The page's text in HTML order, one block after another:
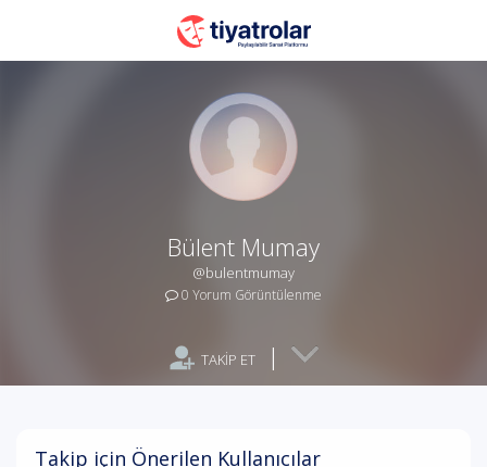
Bülent Mumay
@bulentmumay
0 Yorum Görüntülenme
TAKİP ET |
Takip için Önerilen Kullanıcılar